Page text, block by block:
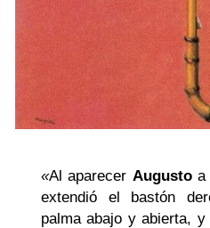
«Al aparecer Augustoa
extendió el bastón
palma abajo y abierta,